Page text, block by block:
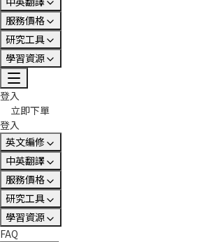
服務價格
研究工具
學習資源
登入
立即下單
登入
英文編修
中英翻譯
服務價格
研究工具
學習資源
FAQ